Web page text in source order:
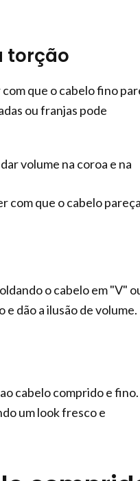
torção
que o cabelo fino
ou franjas pode
volume na coroa e na
com que o cabelo pareça
o cabelo em "V"
e dão a ilusão de volume.
cabelo comprido e fino.
um look fresco e